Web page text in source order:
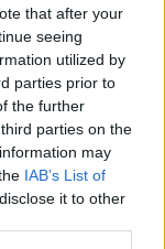
that after your
seeing
utilized by
parties prior to
the further
parties on the
may
IAB’s List of
it to other
vízgyűjtőjére